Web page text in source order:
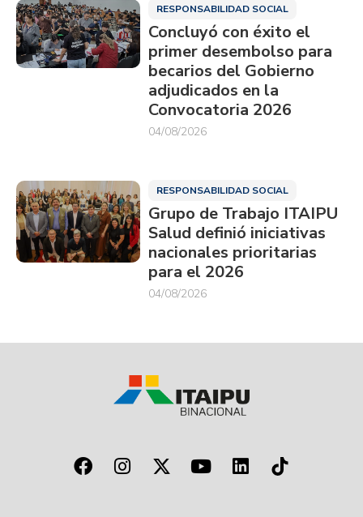
RESPONSABILIDAD SOCIAL
Concluyó con éxito el
primer desembolso para
becarios del Gobierno
adjudicados en la
Convocatoria 2026
04/08/2026
RESPONSABILIDAD SOCIAL
Grupo de Trabajo ITAIPU
Salud definió iniciativas
nacionales prioritarias
para el 2026
04/08/2026